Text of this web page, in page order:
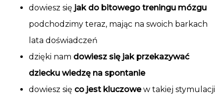
dowiesz się jak do bitowego treningu mózgu
podchodzimy teraz, mając na swoich barkach
lata doświadczeń
dzięki nam dowiesz się jak przekazywać
dziecku wiedzę na spontanie
dowiesz się co jest kluczowew takiej stymulacji